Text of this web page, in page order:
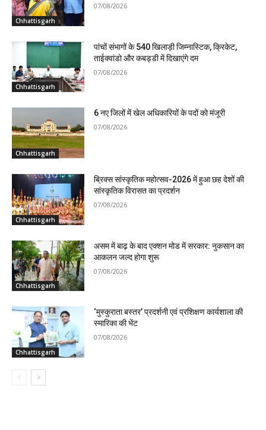
Chhattisgarh
07/08/2026
Chhattisgarh
पांचों संभागों के 540 खिलाड़ी जिम्नास्टिक, क्रिकेट,
ताईक्वांडो और कबड्डी में दिखाएंगे दम
07/08/2026
Chhattisgarh
6 नए जिलों में खेल अधिकारियों के पदों को मंजूरी
07/08/2026
Chhattisgarh
ब्रिक्स सांस्कृतिक महोत्सव-2026 में हुआ छह देशों की
सांस्कृतिक विरासत का प्रदर्शन
07/08/2026
Chhattisgarh
असम में बाढ़ के बाद एक्शन मोड में सरकार: नुकसान का
आकलन जल्द होगा शुरू
07/08/2026
Chhattisgarh
‘मुस्कुराता बस्तर’ प्रदर्शनी एवं प्रशिक्षण कार्यशाला की
स्मारिका की भेंट
07/08/2026